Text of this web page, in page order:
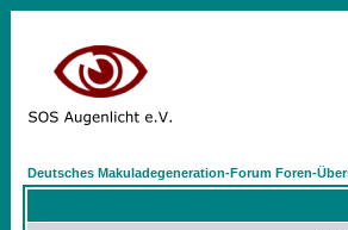
Deutsches Makuladegeneration-Forum Foren-